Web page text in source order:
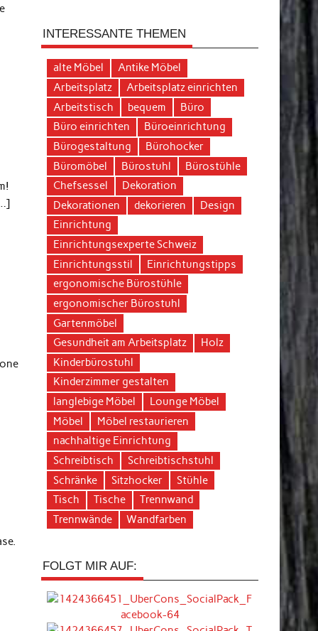
INTERESSANTE THEMEN
alte Möbel
Antike Möbel
Arbeitsplatz
Arbeitsplatz einrichten
Arbeitstisch
bequem
Büro
Büro einrichten
Büroeinrichtung
Bürogestaltung
Bürohocker
Büromöbel
Bürostuhl
Bürostühle
Chefsessel
Dekoration
Dekorationen
dekorieren
Design
Einrichtung
Einrichtungsexperte Schweiz
Einrichtungsstil
Einrichtungstipps
ergonomische Bürostühle
ergonomischer Bürostuhl
Gartenmöbel
Gesundheit am Arbeitsplatz
Holz
Kinderbürostuhl
Kinderzimmer gestalten
langlebige Möbel
Lounge Möbel
Möbel
Möbel restaurieren
nachhaltige Einrichtung
Schreibtisch
Schreibtischstuhl
Schränke
Sitzhocker
Stühle
Tisch
Tische
Trennwand
Trennwände
Wandfarben
FOLGT MIR AUF: